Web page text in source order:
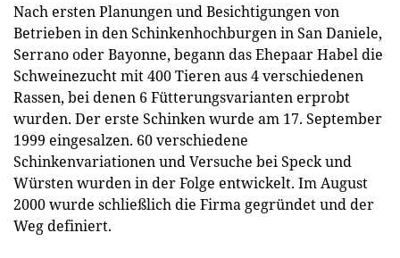
Nach ersten Planungen und Besichtigungen von
Betrieben in den Schinkenhochbur­gen in San Daniele,
Serrano oder Bayonne, begann das Ehepaar Habel die
Schwei­nezucht mit 400 Tieren aus 4 verschiedenen
Rassen, bei denen 6 Fütterungsvarian­ten erprobt
wurden. Der erste Schinken wurde am 17. September
1999 eingesalzen. 60 verschiedene
Schinkenvariationen und Versuche bei Speck und
Würsten wurden in der Folge entwickelt. Im August
2000 wurde schließlich die Firma gegründet und der
Weg definiert.